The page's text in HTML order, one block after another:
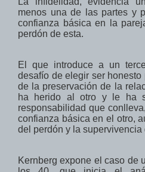
menos una de las partes y
confianza básica en la
perdón de esta.
El que introduce a un
desafío de elegir ser
de la preservación de la
ha herido al otro y le ha
responsabilidad que conlleva,
confianza básica en el otro,
del perdón y la supervivencia
Kernberg expone el caso de